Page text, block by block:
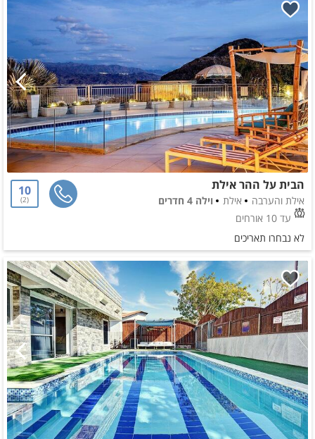
הבית על ההר אילת
אילת והערבה אילת
וילה 4 חדרים
עד 10 אורחים
10
2
לא נבחרו תאריכים